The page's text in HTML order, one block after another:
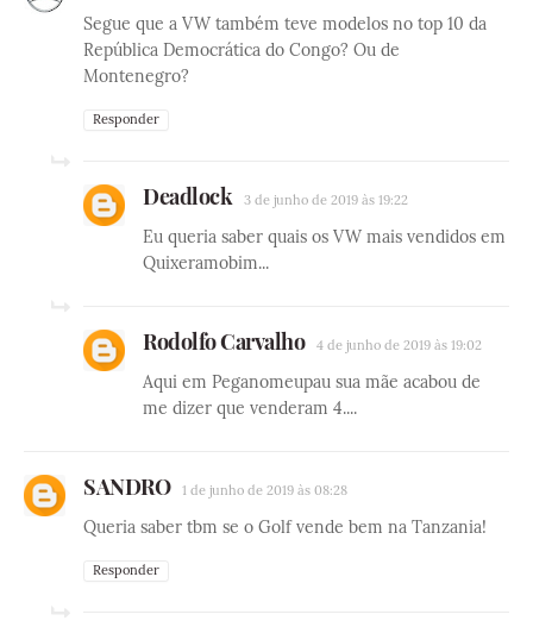
Segue que a VW também teve modelos no top 10 da
República Democrática do Congo? Ou de
Montenegro?
Responder
Deadlock 3 de junho de 2019 às 19:22
Eu queria saber quais os VW mais vendidos em
Quixeramobim...
Rodolfo Carvalho 4 de junho de 2019 às 19:02
Aqui em Peganomeupau sua mãe acabou de
me dizer que venderam 4....
SANDRO 1 de junho de 2019 às 08:28
Queria saber tbm se o Golf vende bem na Tanzania!
Responder